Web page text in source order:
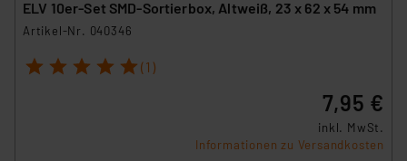
ELV 10er-Set SMD-Sortierbox, Altweiß, 23 x 62 x 54 mm
Artikel-Nr. 040346
1 2 3 4 5 (1)
7,95 €
inkl. MwSt.
Informationen zu Versandkosten